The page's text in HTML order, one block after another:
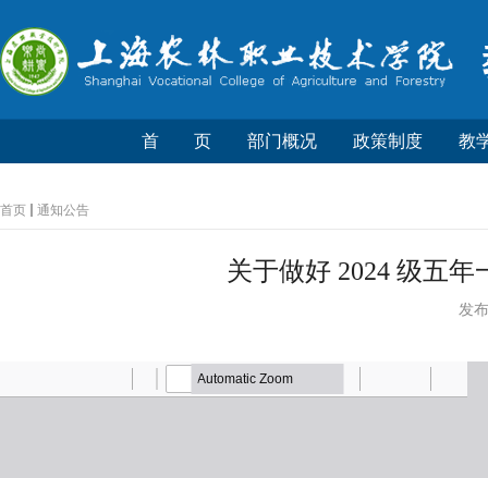
首 页 部门概况 政策制度 教
首页 通知公告
关于做好 2024 级五
发